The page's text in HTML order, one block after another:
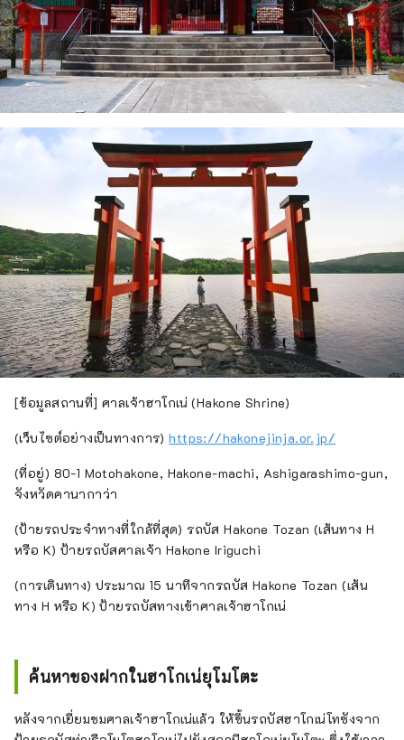
[ข้อมูลสถานที่] ศาลเจ้าฮาโกเน่ (Hakone Shrine)
(เว็บไซต์อย่างเป็นทางการ)https://hakonejinja.or.jp/
(ที่อยู่) 80-1 Motohakone, Hakone-machi, Ashigarashimo-gun,
จังหวัดคานากาว่า
(ป้ายรถประจำทางที่ใกล้ที่สุด) รถบัส Hakone Tozan (เส้นทาง H
หรือ K) ป้ายรถบัสศาลเจ้า Hakone Iriguchi
(การเดินทาง) ประมาณ 15 นาทีจากรถบัส Hakone Tozan (เส้น
ทาง H หรือ K) ป้ายรถบัสทางเข้าศาลเจ้าฮาโกเน่
ค้นหาของฝากในฮาโกเน่ยุโมโตะ
หลังจากเยี่ยมชมศาลเจ้าฮาโกเน่แล้ว ให้ขึ้นรถบัสฮาโกเน่โทซังจาก